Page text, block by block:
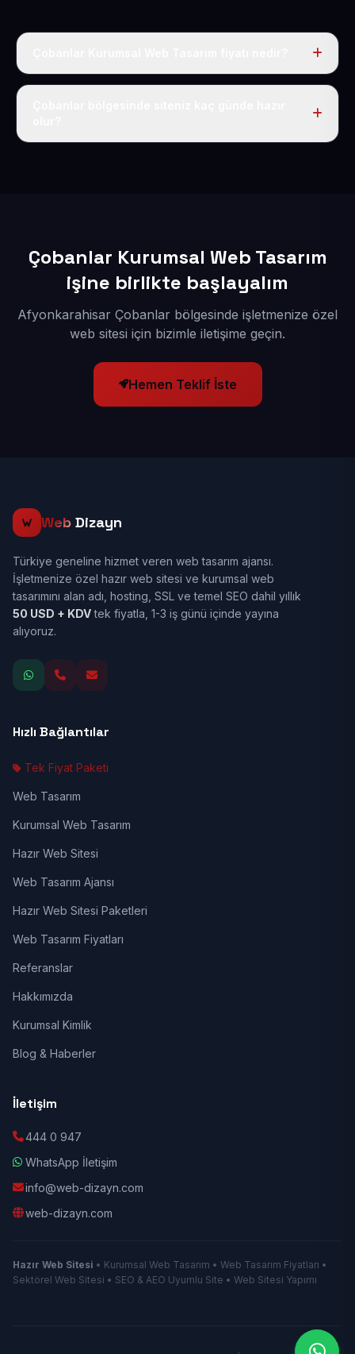
Tek fiyat uygulanır: yıllık 50 USD + KDV. Bu bedele alan
Çobanlar Kurumsal Web Tasarım
işine birlikte başlayalım
Afyonkarahisar Çobanlar bölgesinde işletmenize özel
web sitesi için bizimle iletişime geçin.
Hemen Teklif İste
Web Dizayn
Türkiye geneline hizmet veren web tasarım ajansı.
İşletmenize özel hazır web sitesi ve kurumsal web
tasarımını alan adı, hosting, SSL ve temel SEO dahil yıllık
50 USD + KDVtek fiyatla, 1-3 iş günü içinde yayına
alıyoruz.
Hızlı Bağlantılar
Tek Fiyat Paketi
Web Tasarım
Kurumsal Web Tasarım
Hazır Web Sitesi
Web Tasarım Ajansı
Hazır Web Sitesi Paketleri
Web Tasarım Fiyatları
Referanslar
Hakkımızda
Kurumsal Kimlik
Blog & Haberler
İletişim
444 0 947
WhatsApp İletişim
info@web-dizayn.com
web-dizayn.com
Hazır Web Sitesi • Kurumsal Web Tasarım • Web Tasarım Fiyatları •
Sektörel Web Sitesi • SEO & AEO Uyumlu Site • Web Sitesi Yapımı